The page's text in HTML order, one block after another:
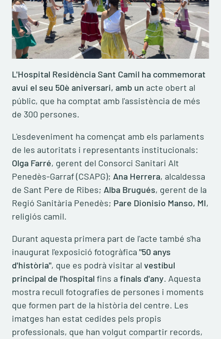
L'Hospital Residència Sant Camil ha commemorat
avui el seu 50è aniversari, amb un acte obert al
públic, que ha comptat amb l'assistència de més
de 300 persones.
L'esdeveniment ha començat amb els parlaments
de les autoritats i representants institucionals:
Olga Farré, gerent del Consorci Sanitari Alt
Penedès-Garraf (CSAPG); Ana Herrera, alcaldessa
de Sant Pere de Ribes; Alba Brugués, gerent de la
Regió Sanitària Penedès; Pare Dionisio Manso, MI,
religiós camil.
Durant aquesta primera part de l'acte també s'ha
inaugurat l'exposició fotogràfica "50 anys
d'història", que es podrà visitar al vestíbul
principal de l'hospital fins a finals d'any. Aquesta
mostra recull fotografies de persones i moments
que formen part de la història del centre. Les
imatges han estat cedides pels propis
professionals, que han volgut compartir records,